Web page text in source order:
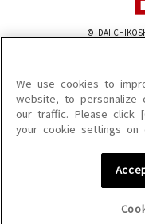
©
このサイトに掲載されている一
を問わず、著作権法の定める範
を禁じます。
楽曲及びコンテンツは、機種に
楽曲及びコンテンツの配信日、配
We use cookies to
website, to personalize
our traffic. Please click
your cookie settings on